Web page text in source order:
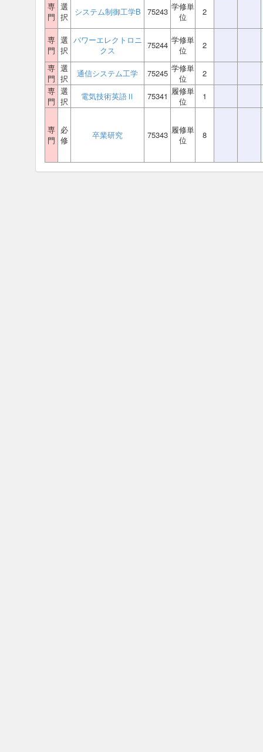
専
門
選
択
システム制御工学B 75243 学修単
位
2
専
門
選
択
パワーエレクトロニ
クス
75244 学修単
位
2
専
門
選
択
通信システム工学 75245 学修単
位
2
専
門
選
択
電気技術英語Ⅱ 75341 履修単
位
1
専
門
必
修
卒業研究 75343 履修単
位
8